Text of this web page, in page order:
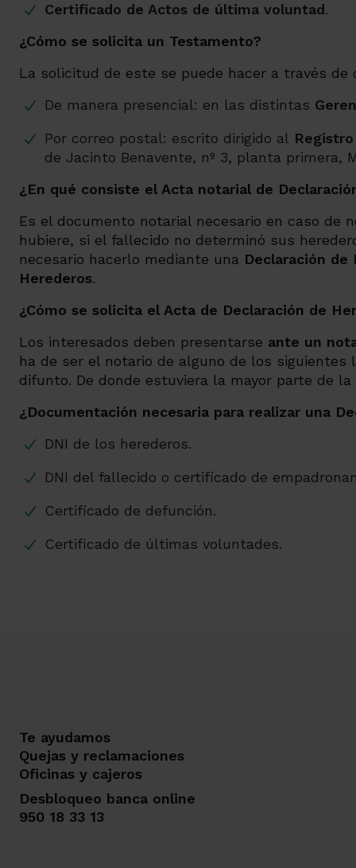
Certificado de Actos de última voluntad.
¿Cómo se solicita un Testamento?
La solicitud de este se puede hacer a través de
De manera presencial: en las distintas
Por correo postal: escrito dirigido al
de Jacinto Benavente, nº 3, planta primera,
¿En qué consiste el Acta notarial de
Es el documento notarial necesario en caso de
hubiere, si el fallecido no determinó sus
necesario hacerlo mediante una Declaración de
Herederos.
¿Cómo se solicita el Acta de Declaración de
Los interesados deben presentarse ante un
ha de ser el notario de alguno de los
difunto. De donde estuviera la mayor parte de la
¿Documentación necesaria para realizar una
DNI de los herederos.
DNI del fallecido o certificado de
Certificado de defunción.
Certificado de últimas voluntades.
Te ayudamos
Quejas y reclamaciones
Oficinas y cajeros
Desbloqueo banca online
950 18 33 13